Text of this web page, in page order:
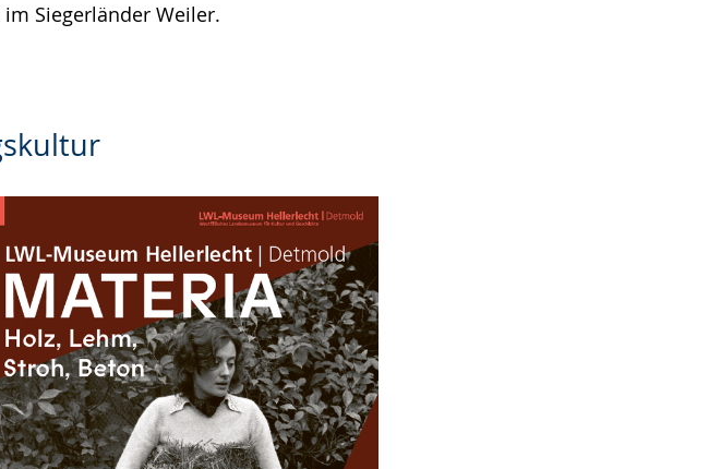
Siegerländer Weiler.